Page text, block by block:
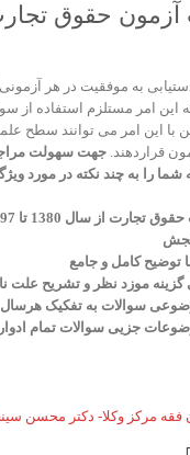
به موفقیت در هر
امر مستلزم استفاده از
با این امر می توانند سطح
قراردهند.
شما را به چند نکته در مورد
توضیح کامل و جامع
موزد نظر و تشریح علت
سوالات به تفکیک هرسال
جزیی سوالات تمام ادوار